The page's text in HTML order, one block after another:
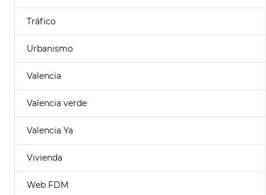
Tráfico
Urbanismo
Valencia
Valencia verde
Valencia Ya
Vivienda
Web FDM